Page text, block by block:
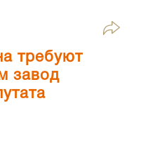
требуют
завод